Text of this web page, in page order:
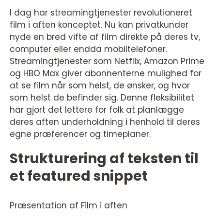
I dag har streamingtjenester revolutioneret
film i aften konceptet. Nu kan privatkunder
nyde en bred vifte af film direkte på deres tv,
computer eller endda mobiltelefoner.
Streamingtjenester som Netflix, Amazon Prime
og HBO Max giver abonnenterne mulighed for
at se film når som helst, de ønsker, og hvor
som helst de befinder sig. Denne fleksibilitet
har gjort det lettere for folk at planlægge
deres aften underholdning i henhold til deres
egne præferencer og timeplaner.
Strukturering af teksten til
et featured snippet
Præsentation af Film i aften